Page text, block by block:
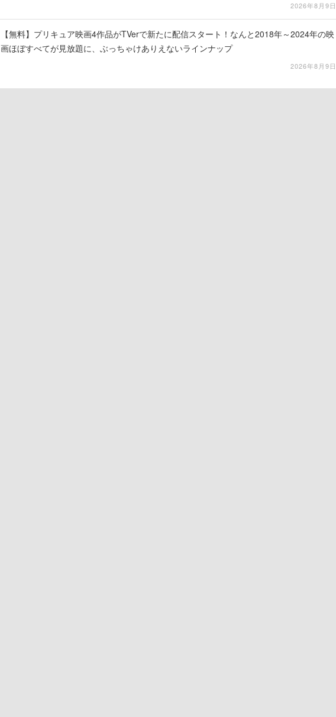
2026年8月9日
【無料】プリキュア映画4作品がTVerで新たに配信スタート！なんと2018年～2024年の映
画ほぼすべてが見放題に、ぶっちゃけありえないラインナップ
2026年8月9日